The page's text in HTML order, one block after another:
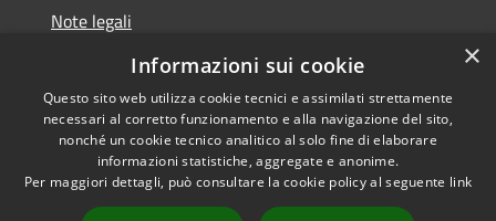
Note legali
Dichiarazione di accessibilità
Accessibilità
Copyright © 2026 • Comune di
Terranova Sappo Minulio •
×
Informazioni sui cookie
Questo sito web utilizza cookie tecnici e assimilati strettamente
necessari al corretto funzionamento e alla navigazione del sito,
nonché un cookie tecnico analitico al solo fine di elaborare
informazioni statistiche, aggregate e anonime.
Per maggiori dettagli, può consultare la cookie policy al seguente link